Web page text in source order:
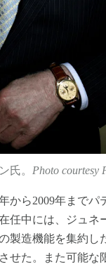
氏。 Photo courtesy
から2009年までパ
任中には、ジュネ
製造機能を集約し
せた。また可能な